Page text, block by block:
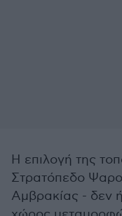
Η επιλογή της
Στρατόπεδο
Αμβρακίας - δεν